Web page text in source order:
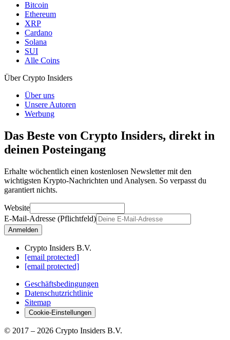
Bitcoin
Ethereum
XRP
Cardano
Solana
SUI
Alle Coins
Über Crypto Insiders
Über uns
Unsere Autoren
Werbung
Das Beste von Crypto Insiders, direkt in
deinen Posteingang
Erhalte wöchentlich einen kostenlosen Newsletter mit den
wichtigsten Krypto-Nachrichten und Analysen. So verpasst du
garantiert nichts.
Website
E-Mail-Adresse (Pflichtfeld)
Anmelden
Crypto Insiders B.V.
[email protected]
[email protected]
Geschäftsbedingungen
Datenschutzrichtlinie
Sitemap
Cookie-Einstellungen
© 2017 – 2026 Crypto Insiders B.V.